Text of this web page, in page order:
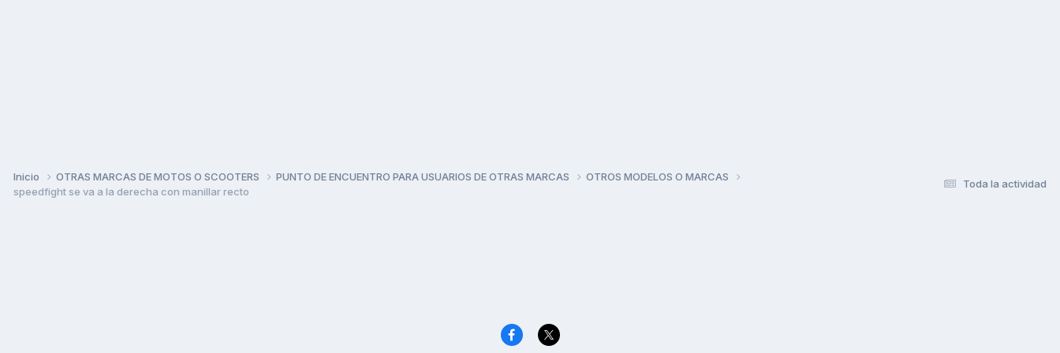
Toda la actividad
Inicio OTRAS MARCAS DE MOTOS O SCOOTERS PUNTO DE ENCUENTRO PARA USUARIOS DE OTRAS MARCAS
OTROS MODELOS O MARCAS
speedfight se va a la derecha con manillar recto